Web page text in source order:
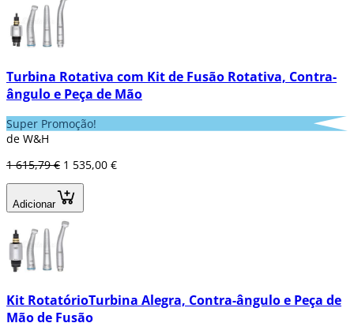
Turbina Rotativa com Kit de Fusão Rotativa, Contra-
ângulo e Peça de Mão
Super Promoção!
de W&H
1 615,79 € 1 535,00 €
Adicionar
Kit RotatórioTurbina Alegra, Contra-ângulo e Peça de
Mão de Fusão